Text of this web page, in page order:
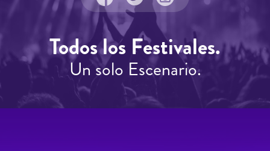
Todos los Festivales.
Un solo Escenario.